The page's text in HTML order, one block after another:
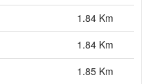
1.84 Km
1.84 Km
1.85 Km